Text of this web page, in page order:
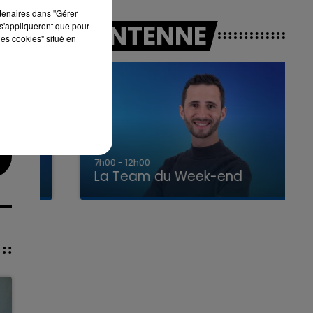
A L'ANTENNE
7h00 - 12h00
La Team du Week-end
dans "Gérer
que pour
cookies" situé en